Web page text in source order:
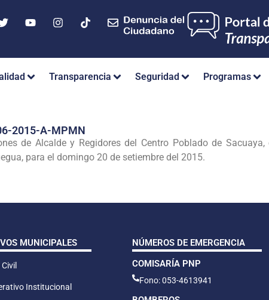
Transparencia Seguridad Programas
2015-A-MPMN
de Alcalde y Regidores del Centro Poblado de
para el domingo 20 de setiembre del 2015.
MUNICIPALES
Institucional
NÚMEROS DE EMERGENCIA
COMISARÍA PNP
Fono: 053-4613941